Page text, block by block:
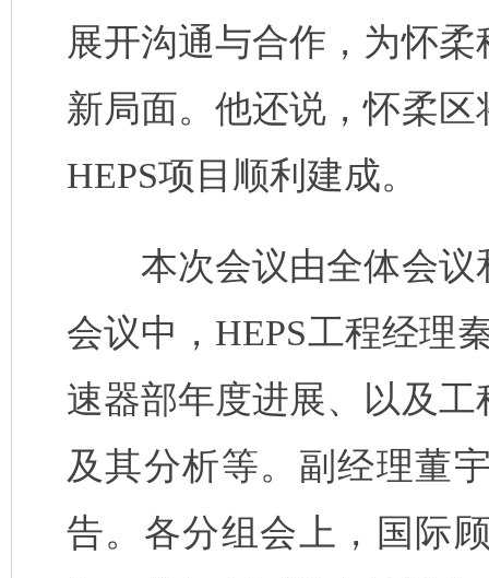
展开沟通与合作，为怀
新局面。他还说，怀柔
HEPS项目顺利建成。
本次会议由全体会
会议中， HEPS工程经理
速器部年度进展、以及
及其分析等。 副经理董
告。 各分组会上，国际